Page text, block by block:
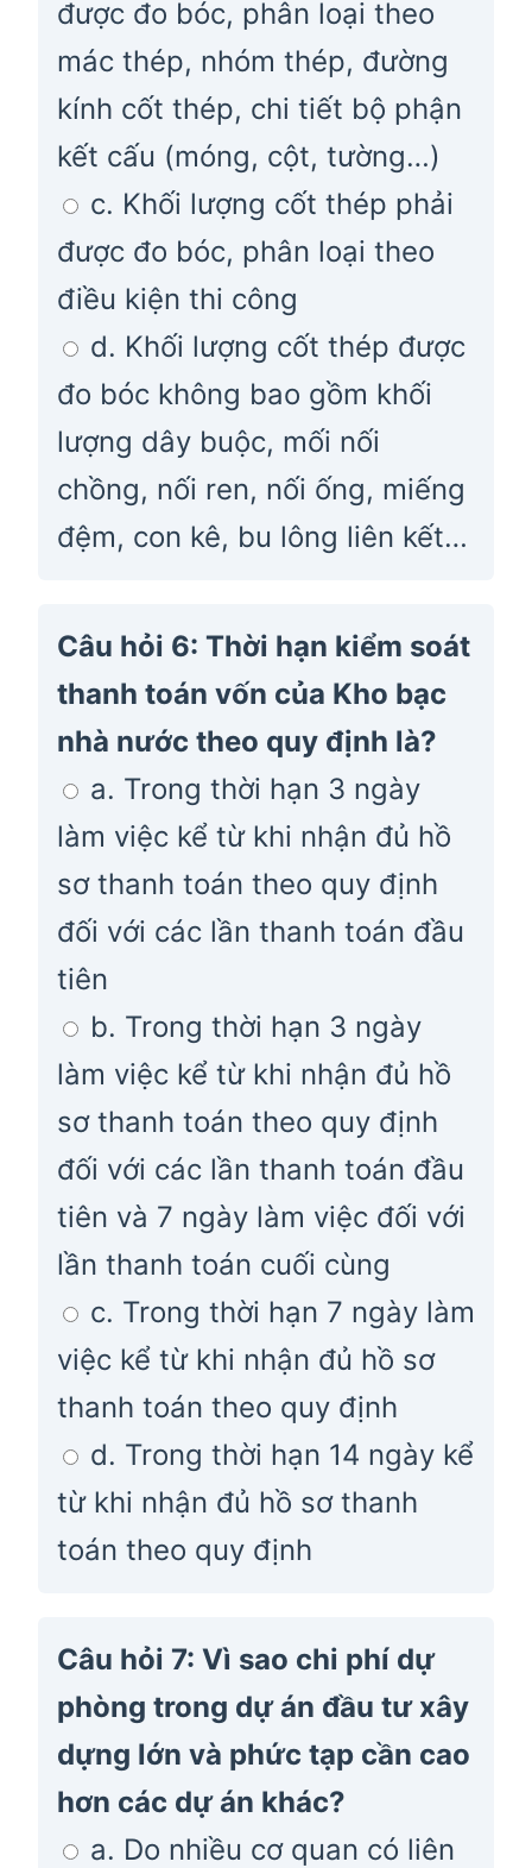
được đo bóc, phân loại theo
mác thép, nhóm thép, đường
kính cốt thép, chi tiết bộ phận
kết cấu (móng, cột, tường…)
c. Khối lượng cốt thép phải
được đo bóc, phân loại theo
điều kiện thi công
d. Khối lượng cốt thép được
đo bóc không bao gồm khối
lượng dây buộc, mối nối
chồng, nối ren, nối ống, miếng
đệm, con kê, bu lông liên kết…
Câu hỏi 6: Thời hạn kiểm soát
thanh toán vốn của Kho bạc
nhà nước theo quy định là?
a. Trong thời hạn 3 ngày
làm việc kể từ khi nhận đủ hồ
sơ thanh toán theo quy định
đối với các lần thanh toán đầu
tiên
b. Trong thời hạn 3 ngày
làm việc kể từ khi nhận đủ hồ
sơ thanh toán theo quy định
đối với các lần thanh toán đầu
tiên và 7 ngày làm việc đối với
lần thanh toán cuối cùng
c. Trong thời hạn 7 ngày làm
việc kể từ khi nhận đủ hồ sơ
thanh toán theo quy định
d. Trong thời hạn 14 ngày kể
từ khi nhận đủ hồ sơ thanh
toán theo quy định
Câu hỏi 7: Vì sao chi phí dự
phòng trong dự án đầu tư xây
dựng lớn và phức tạp cần cao
hơn các dự án khác?
a. Do nhiều cơ quan có liên